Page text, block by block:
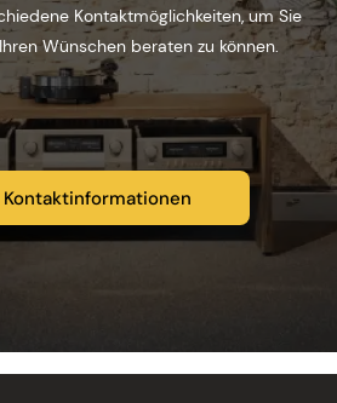
Kontaktmöglichkeiten, um Sie
Wünschen beraten zu können.
Kontaktinformationen